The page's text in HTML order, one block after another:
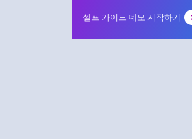
셀프 가이드 데모 시작하기